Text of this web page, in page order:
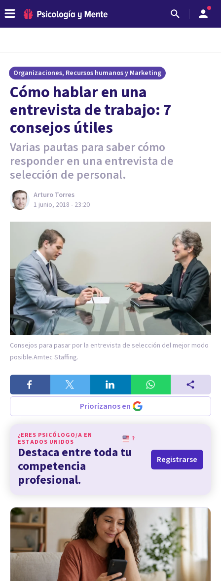
Organizaciones, Recursos humanos y Marketing
Cómo hablar en una
entrevista de trabajo: 7
consejos útiles
Varias pautas para saber cómo
responder en una entrevista de
selección de personal.
Arturo Torres
1 junio, 2018 - 23:20
Consejos para pasar por la entrevista de selección del mejor modo
posible.Amtec Staffing.
Priorízanos en
¿ERES PSICÓLOGO/A EN
ESTADOS UNIDOS
?
Destaca entre toda tu
competencia
profesional.
Registrarse